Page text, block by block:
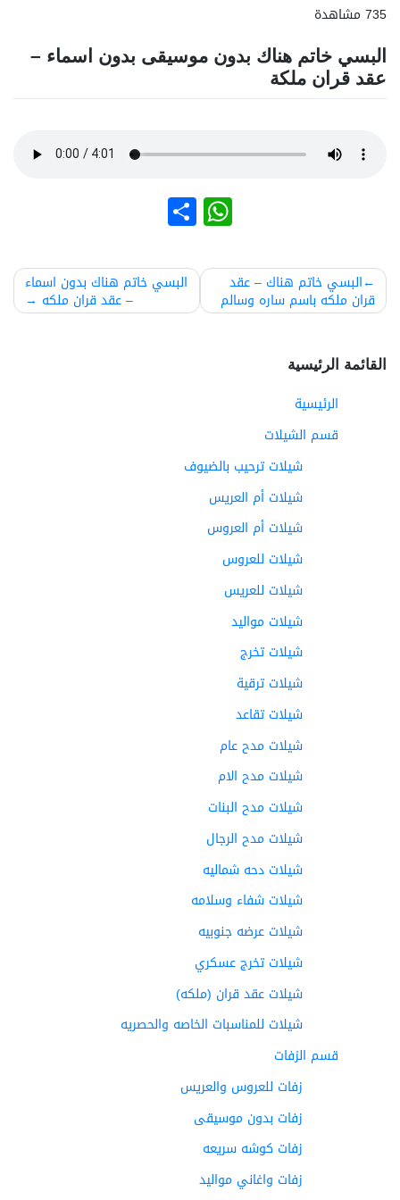
735 مشاهدة
البسي خاتم هناك بدون موسيقى بدون اسماء –
عقد قران ملكة
WhatsApp
نشر
تصفّح
المقالات
البسي خاتم هناك – عقد
قران ملكه باسم ساره وسالم
البسي خاتم هناك بدون اسماء
– عقد قران ملكه
القائمة الرئيسية
الرئيسية
قسم الشيلات
شيلات ترحيب بالضيوف
شيلات أم العريس
شيلات أم العروس
شيلات للعروس
شيلات للعريس
شيلات مواليد
شيلات تخرج
شيلات ترقية
شيلات تقاعد
شيلات مدح عام
شيلات مدح الام
شيلات مدح البنات
شيلات مدح الرجال
شيلات دحه شماليه
شيلات شفاء وسلامه
شيلات عرضه جنوبيه
شيلات تخرج عسكري
شيلات عقد قران (ملكه)
شيلات للمناسبات الخاصه والحصريه
قسم الزفات
زفات للعروس والعريس
زفات بدون موسيقى
زفات كوشه سريعه
زفات واغاني مواليد